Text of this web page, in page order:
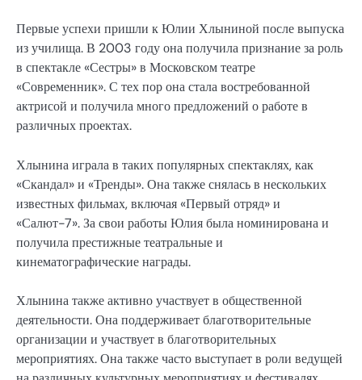
Первые успехи пришли к Юлии Хлыниной после выпуска
из училища. В 2003 году она получила признание за роль
в спектакле «Сестры» в Московском театре
«Современник». С тех пор она стала востребованной
актрисой и получила много предложений о работе в
различных проектах.
Хлынина играла в таких популярных спектаклях, как
«Скандал» и «Тренды». Она также снялась в нескольких
известных фильмах, включая «Первый отряд» и
«Салют-7». За свои работы Юлия была номинирована и
получила престижные театральные и
кинематографические награды.
Хлынина также активно участвует в общественной
деятельности. Она поддерживает благотворительные
организации и участвует в благотворительных
мероприятиях. Она также часто выступает в роли ведущей